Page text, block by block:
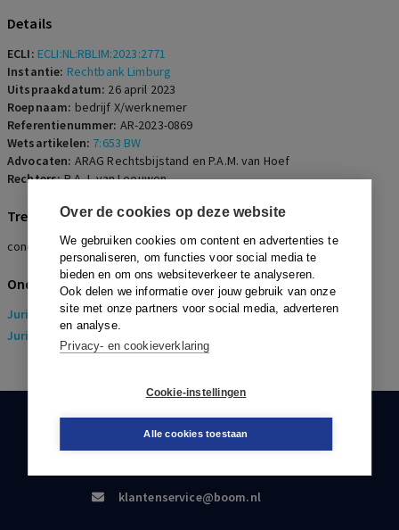
Over de cookies op deze website
We gebruiken cookies om content en advertenties te
personaliseren, om functies voor social media te
bieden en om ons websiteverkeer te analyseren.
Ook delen we informatie over jouw gebruik van onze
site met onze partners voor social media, adverteren
en analyse.
Privacy- en cookieverklaring
Cookie-instellingen
Alle cookies toestaan
Details
ECLI: ECLI:NL:RBLIM:2023:2771
Instantie: Rechtbank Limburg
Uitspraakdatum: 26 april 2023
Roepnaam: bedrijf X/werknemer
Referentienummer: AR-2023-0869
Wetsartikelen: 7:653 BW
Advocaten: ARAG Rechtsbijstand en P.A.M. van Hoef
Rechters:R.A.J. van Leeuwen
Trefwoorden
concurrentiebeding, bedrijfskennis, klantenkring
Onderwerpen
Juridisch> Arbeidsrecht
Juridisch
> Sociaal Zekerheidsrecht
KLANTENSERVICE
klantenservice@boom.nl